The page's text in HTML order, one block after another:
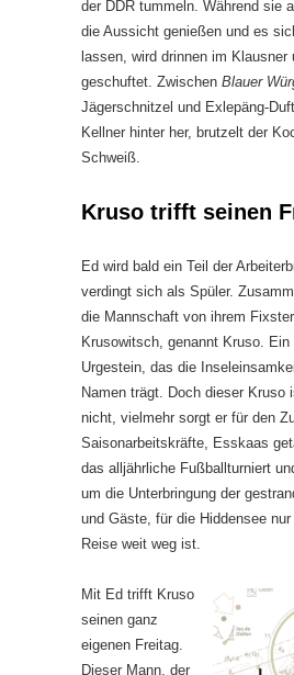
der DDR tummeln. Während sie
die Aussicht genießen und es
lassen, wird drinnen im Klausner
geschuftet. Zwischen Blauer
Jägerschnitzel und Exlepäng-
Kellner hinter her, brutzelt der
Schweiß.
Kruso trifft seinen
Ed wird bald ein Teil der
verdingt sich als Spüler.
die Mannschaft von ihrem
Krusowitsch, genannt Kruso. Ein
Urgestein, das die
Namen trägt. Doch dieser Kruso
nicht, vielmehr sorgt er für den
Saisonarbeitskräfte, Esskaas
das alljährliche Fußballturniert
um die Unterbringung der
und Gäste, für die Hiddensee
Reise weit weg ist.
Mit Ed trifft Kruso
seinen ganz
eigenen Freitag.
Dieser Mann, der